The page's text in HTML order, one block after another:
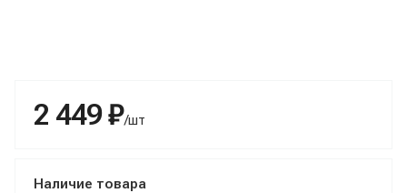
2 449 ₽/шт
Наличие товара